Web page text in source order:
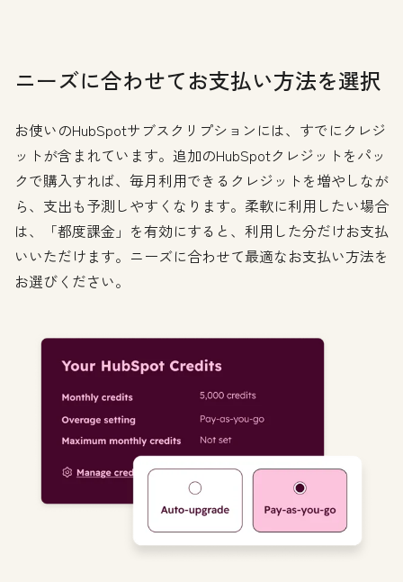
ニーズに合わせてお支払い方法を選択
お使いのHubSpotサブスクリプションには、すでにクレジ
ットが含まれています。追加のHubSpotクレジットをパッ
クで購入すれば、毎月利用できるクレジットを増やしなが
ら、支出も予測しやすくなります。柔軟に利用したい場合
は、「都度課金」を有効にすると、利用した分だけお支払
いいただけます。ニーズに合わせて最適なお支払い方法を
お選びください。